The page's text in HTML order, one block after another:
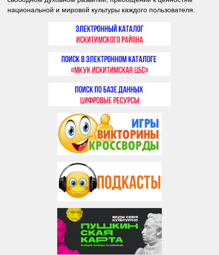
национальной и мировой культуры каждого пользователя.